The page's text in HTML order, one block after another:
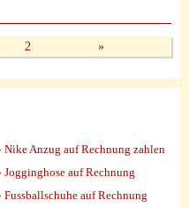
2 »
Nike Anzug auf Rechnung zahlen
Jogginghose auf Rechnung
Fussballschuhe auf Rechnung